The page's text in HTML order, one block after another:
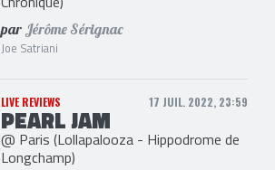
par Jérôme Sérignac
Joe Satriani
LIVE REVIEWS 17 JUIL. 2022, 23:59
PEARL JAM
@ Paris (Lollapalooza - Hippodrome de
Longchamp)